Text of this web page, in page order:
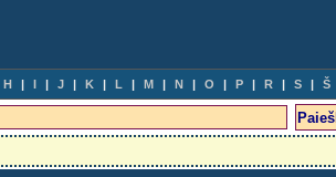
H I J K L M N O P R S Š